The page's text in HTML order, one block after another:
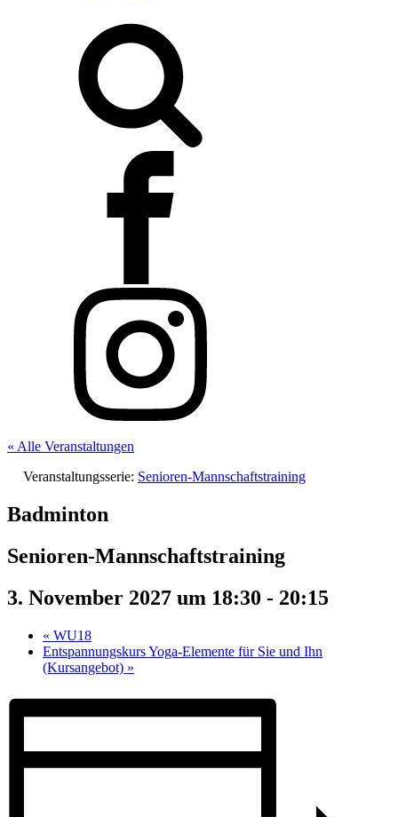
« Alle Veranstaltungen
Veranstaltungsserie: Senioren-Mannschaftstraining
Badminton
Senioren-Mannschaftstraining
3. November 2027 um 18:30 - 20:15
« WU18
Entspannungskurs Yoga-Elemente für Sie und Ihn
(Kursangebot) »